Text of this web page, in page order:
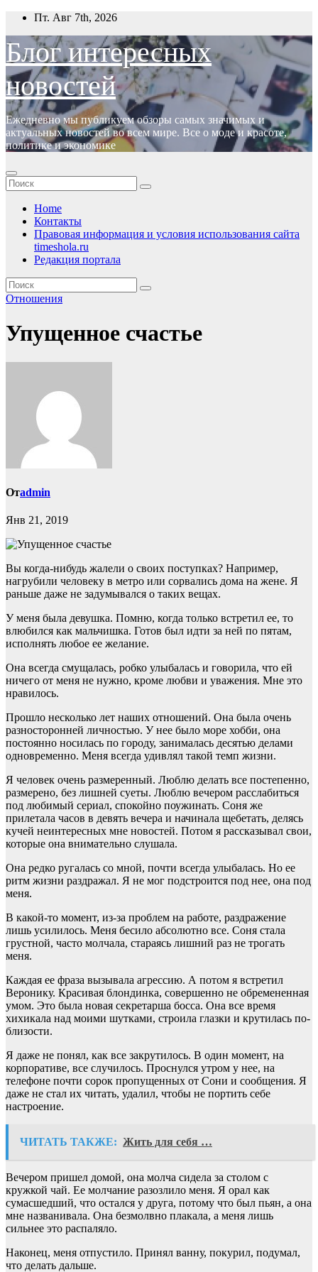
Перейти
содержимому
Пт. Авг 7th, 2026
Блог интересных
новостей
Ежедневно мы публикуем обзоры самых значимых и
актуальных новостей во всем мире. Все о моде и красоте,
политике и экономике
Home
Контакты
Правовая информация и условия использования сайта
timeshola.ru
Редакция портала
Отношения
Упущенное счастье
Отadmin
Янв 21, 2019
Вы когда-нибудь жалели о своих поступках? Например,
нагрубили человеку в метро или сорвались дома на жене. Я
раньше даже не задумывался о таких вещах.
У меня была девушка. Помню, когда только встретил ее, то
влюбился как мальчишка. Готов был идти за ней по пятам,
исполнять любое ее желание.
Она всегда смущалась, робко улыбалась и говорила, что ей
ничего от меня не нужно, кроме любви и уважения. Мне это
нравилось.
Прошло несколько лет наших отношений. Она была очень
разносторонней личностью. У нее было море хобби, она
постоянно носилась по городу, занималась десятью делами
одновременно. Меня всегда удивлял такой темп жизни.
Я человек очень размеренный. Люблю делать все постепенно,
размерено, без лишней суеты. Люблю вечером расслабиться
под любимый сериал, спокойно поужинать. Соня же
прилетала часов в девять вечера и начинала щебетать, делясь
кучей неинтересных мне новостей. Потом я рассказывал свои,
которые она внимательно слушала.
Она редко ругалась со мной, почти всегда улыбалась. Но ее
ритм жизни раздражал. Я не мог подстроится под нее, она под
меня.
В какой-то момент, из-за проблем на работе, раздражение
лишь усилилось. Меня бесило абсолютно все. Соня стала
грустной, часто молчала, стараясь лишний раз не трогать
меня.
Каждая ее фраза вызывала агрессию. А потом я встретил
Веронику. Красивая блондинка, совершенно не обремененная
умом. Это была новая секретарша босса. Она все время
хихикала над моими шутками, строила глазки и крутилась по-
близости.
Я даже не понял, как все закрутилось. В один момент, на
корпоративе, все случилось. Проснулся утром у нее, на
телефоне почти сорок пропущенных от Сони и сообщения. Я
даже не стал их читать, удалил, чтобы не портить себе
настроение.
ЧИТАТЬ ТАКЖЕ: Жить для себя …
Вечером пришел домой, она молча сидела за столом с
кружкой чай. Ее молчание разозлило меня. Я орал как
сумасшедший, что остался у друга, потому что был пьян, а она
мне названивала. Она безмолвно плакала, а меня лишь
сильнее это распаляло.
Наконец, меня отпустило. Принял ванну, покурил, подумал,
что делать дальше.